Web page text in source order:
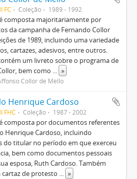
FC Coleção 1989 - 1992
composta majoritariamente por
da campanha de Fernando Collor
de 1989, incluindo uma variedade
cartazes, adesivos, entre outros.
um livreto sobre o programa de
bem como ... »
Collor de Mello
Henrique Cardoso
FHC Coleção 1987 - 2002
composta por documentos referentes
Henrique Cardoso, incluindo
do titular no período em que exerceu
bem como documentos pessoais
esposa, Ruth Cardoso. Também
cartaz de protesto ... »